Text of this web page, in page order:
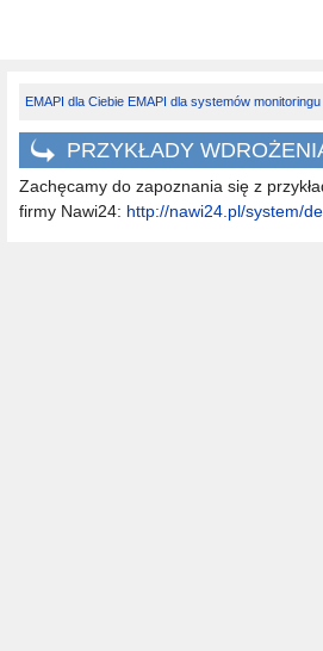
EMAPI dla Ciebie EMAPI dla systemów monitoringu
PRZYKŁADY
Zachęcamy do zapoznania się z
firmy Nawi24: http://nawi24.pl/system/